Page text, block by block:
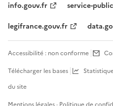
info.gouv.fr
service-
legifrance.gouv.fr
Accessibilité : non conforme
Télécharger les bases
du site